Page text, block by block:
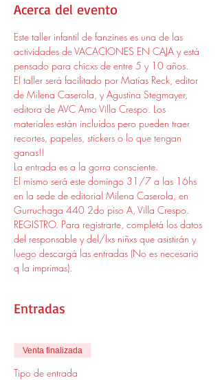
Acerca del evento
Este taller infantil de fanzines es una de las
actividades de VACACIONES EN CAJA y está
pensado para chicxs de entre 5 y 10 años.
El taller será facilitado por Matías Reck, editor
de Milena Caserola, y Agustina Stegmayer,
editora de AVC Amo Villa Crespo. Los
materiales están incluídos pero pueden traer
recortes, papeles, stickers o lo que tengan
ganas!!
La entrada es a la gorra consciente.
El mismo será este domingo 31/7 a las 16hs
en la sede de editorial Milena Caserola, en
Gurruchaga 440 2do piso A, Villa Crespo.
REGISTRO. Para registrarte, completá los datos
del responsable y del/lxs niñxs que asistirán y
luego descargá las entradas (No es necesario
q la imprimas).
Entradas
Venta finalizada
Tipo de entrada